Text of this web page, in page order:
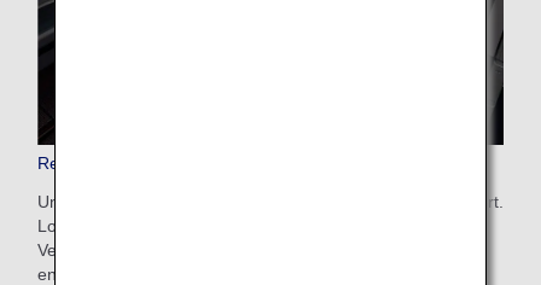
Reiseaccessoires in der First Class
Unser weiches, leichtes Bettzeug sorgt für höchsten Komfort.
Loungewear und anderes Zubehör stehen ebenfalls zur
Verfügung, damit Sie sich während des gesamten Flugs
entspannen können. Wir bieten eine große Auswahl an